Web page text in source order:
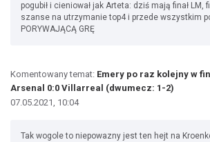
pogubił i cieniował jak Arteta: dziś mają finał LM,
szanse na utrzymanie top4 i przede wszystkim
PORYWAJĄCĄ GRĘ
Komentowany temat: Emery po raz kolejny w
Arsenal 0:0 Villarreal (dwumecz: 1-2)
07.05.2021, 10:04
Tak wogole to niepowazny jest ten hejt na